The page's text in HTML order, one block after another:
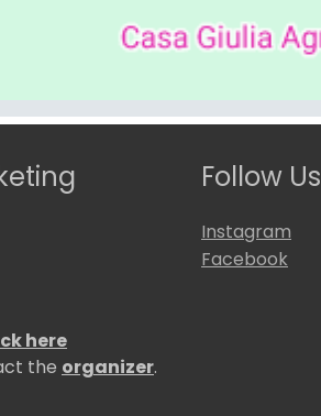
Follow Us
Instagram
Facebook
here
the organizer.